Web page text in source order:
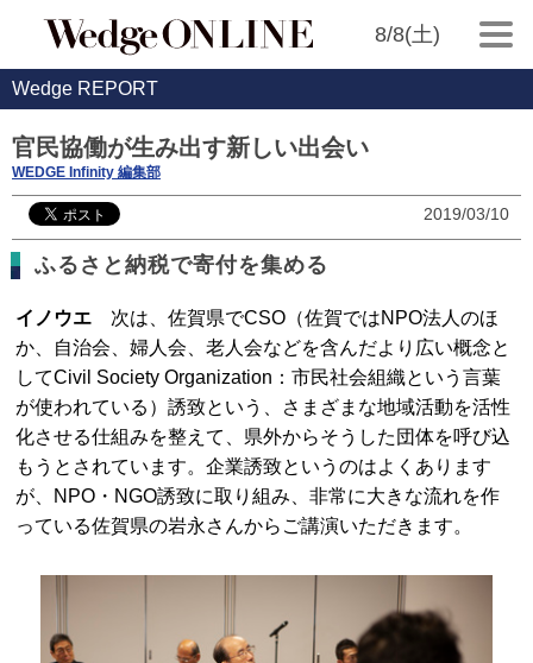
8/8(土)
Wedge REPORT
官民協働が生み出す新しい出会い
WEDGE Infinity 編集部
2019/03/10
ふるさと納税で寄付を集める
イノウエ 次は、佐賀県でCSO（佐賀ではNPO法人のほ
か、自治会、婦人会、老人会などを含んだより広い概念と
してCivil Society Organization：市民社会組織という言葉
が使われている）誘致という、さまざまな地域活動を活性
化させる仕組みを整えて、県外からそうした団体を呼び込
もうとされています。企業誘致というのはよくあります
が、NPO・NGO誘致に取り組み、非常に大きな流れを作
っている佐賀県の岩永さんからご講演いただきます。